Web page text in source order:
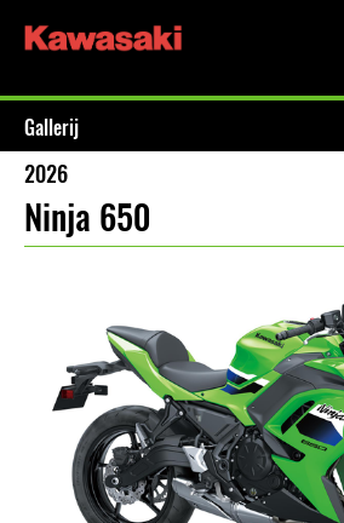
Gallerij
2026
Ninja 650